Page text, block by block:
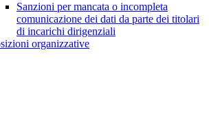
Sanzioni per mancata o incompleta
comunicazione dei dati da parte dei titolari
di incarichi dirigenziali
organizzative